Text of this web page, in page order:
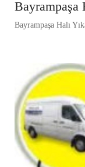
Bayrampaşa
Bayrampaşa Halı